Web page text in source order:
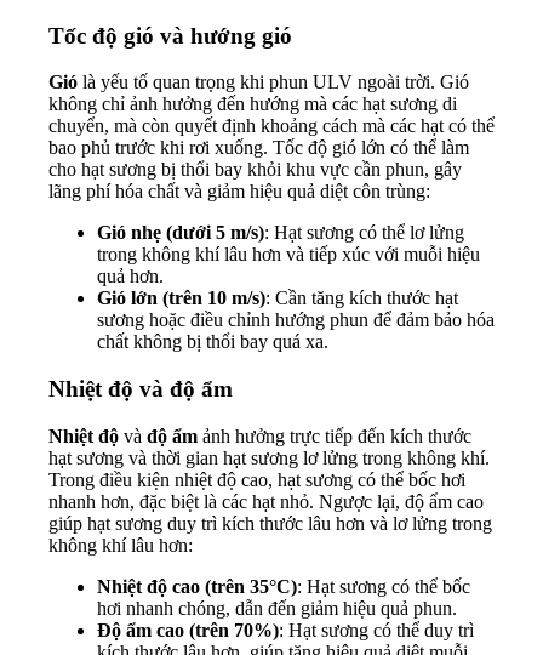
Tốc độ gió và hướng gió
Gió là yếu tố quan trọng khi phun ULV ngoài trời. Gió
không chỉ ảnh hưởng đến hướng mà các hạt sương di
chuyển, mà còn quyết định khoảng cách mà các hạt có thể
bao phủ trước khi rơi xuống. Tốc độ gió lớn có thể làm
cho hạt sương bị thổi bay khỏi khu vực cần phun, gây
lãng phí hóa chất và giảm hiệu quả diệt côn trùng:
Gió nhẹ (dưới 5 m/s): Hạt sương có thể lơ lửng
trong không khí lâu hơn và tiếp xúc với muỗi hiệu
quả hơn.
Gió lớn (trên 10 m/s): Cần tăng kích thước hạt
sương hoặc điều chỉnh hướng phun để đảm bảo hóa
chất không bị thổi bay quá xa.
Nhiệt độ và độ ẩm
Nhiệt độ và độ ẩm ảnh hưởng trực tiếp đến kích thước
hạt sương và thời gian hạt sương lơ lửng trong không khí.
Trong điều kiện nhiệt độ cao, hạt sương có thể bốc hơi
nhanh hơn, đặc biệt là các hạt nhỏ. Ngược lại, độ ẩm cao
giúp hạt sương duy trì kích thước lâu hơn và lơ lửng trong
không khí lâu hơn:
Nhiệt độ cao (trên 35°C): Hạt sương có thể bốc
hơi nhanh chóng, dẫn đến giảm hiệu quả phun.
Độ ẩm cao (trên 70%): Hạt sương có thể duy trì